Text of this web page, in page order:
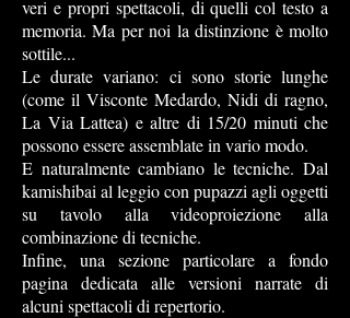
veri e propri spettacoli, di quelli col testo a
memoria. Ma per noi la distinzione è molto
sottile...
Le durate variano: ci sono storie lunghe
(come il Visconte Medardo, Nidi di ragno,
La Via Lattea) e altre di 15/20 minuti che
possono essere assemblate in vario modo.
E naturalmente cambiano le tecniche. Dal
kamishibai al leggio con pupazzi agli oggetti
su tavolo alla videoproiezione alla
combinazione di tecniche.
Infine, una sezione particolare a fondo
pagina dedicata alle versioni narrate di
alcuni spettacoli di repertorio.